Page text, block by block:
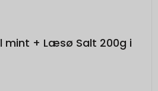
mint + Læsø Salt 200g i